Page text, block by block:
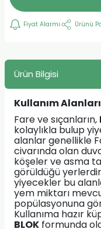
Fiyat Alarmı Ürünü
Ürün Bilgisi
Kullanım
Fare ve sıçanların,
kolaylıkla bulup
alanlar genellikle
civarında olan
köşeler ve asma
görüldüğü
yiyecekler bu
yem miktarı
popülasyonuna
Kullanıma hazır
BLOK formunda